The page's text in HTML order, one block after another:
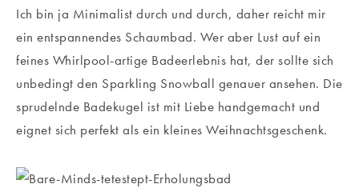
Ich bin ja Minimalist durch und durch, daher reicht mir
ein entspannendes Schaumbad. Wer aber Lust auf ein
feines Whirlpool-artige Badeerlebnis hat, der sollte sich
unbedingt den Sparkling Snowball genauer ansehen. Die
sprudelnde Badekugel ist mit Liebe handgemacht und
eignet sich perfekt als ein kleines Weihnachtsgeschenk.